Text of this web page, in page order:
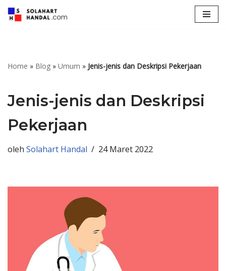
Home » Blog » Umum » Jenis-jenis dan Deskripsi Pekerjaan
Jenis-jenis dan Deskripsi
Pekerjaan
oleh Solahart Handal 24 Maret 2022